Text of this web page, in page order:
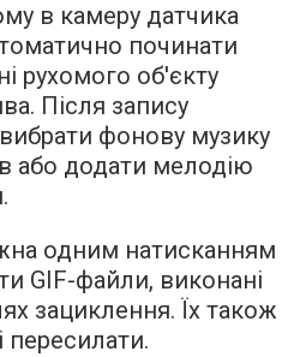
в камеру датчика
починати
рухомого об'єкту
Після запису
фонову музику
або додати мелодію
одним натисканням
GIF-файли, виконані
зациклення. Їх також
пересилати.